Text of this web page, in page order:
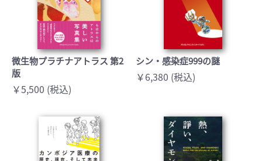
微生物プラチナアトラス 第2
版
￥5,500 (税込)
シン・感染症999の謎
￥6,380 (税込)